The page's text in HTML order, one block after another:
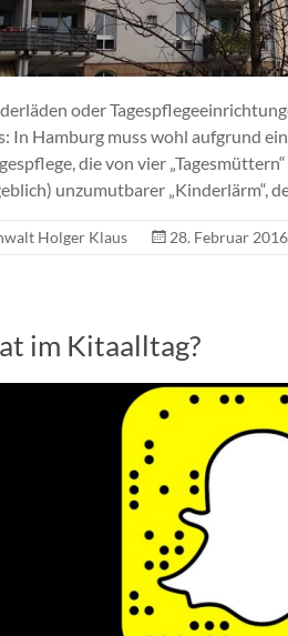
oder
In Hamburg muss wohl aufgrund
die von vier
unzumutbarer „Kinderlärm“,
Holger Klaus 28. Februar 2016
im Kitaalltag?